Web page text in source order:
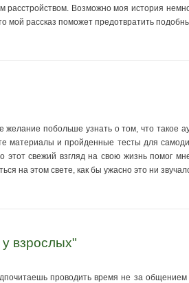
Возможно моя история
мой рассказ поможет предотвратить
побольше узнать о том, что такое
материалы и пройденные тесты для
свежий взгляд на свою жизнь помог
на этом свете, как бы ужасно это ни
взрослых"
проводить время не за